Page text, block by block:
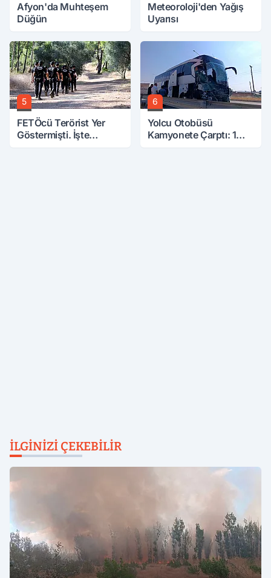
Afyon'da Muhteşem
Düğün
Meteoroloji'den Yağış
Uyarısı
5
FETÖcü Terörist Yer
Göstermişti. İşte
6
Yolcu Otobüsü
Kamyonete Çarptı: 1
İLGINIZI ÇEKEBILIR